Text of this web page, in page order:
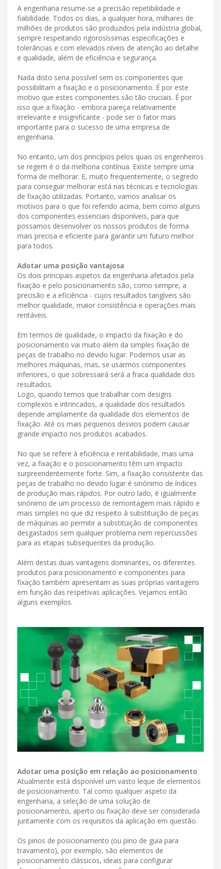
A engenharia resume-se a precisão repetibilidade e
fiabilidade. Todos os dias, a qualquer hora, milhares de
milhões de produtos são produzidos pela indústria global,
sempre respeitando rigorosíssimas especificações e
tolerâncias e com elevados níveis de atenção ao detalhe
e qualidade, além de eficiência e segurança.
Nada disto seria possível sem os componentes que
possibilitam a fixação e o posicionamento. É por este
motivo que estes componentes são tão cruciais. É por
isso que a fixação - embora pareça relativamente
irrelevante e insignificante - pode ser o fator mais
importante para o sucesso de uma empresa de
engenharia.
No entanto, um dos princípios pelos quais os engenheiros
se regem é o da melhoria contínua. Existe sempre uma
forma de melhorar. E, muito frequentemente, o segredo
para conseguir melhorar está nas técnicas e tecnologias
de fixação utilizadas. Portanto, vamos analisar os
motivos para o que foi referido acima, bem como alguns
dos componentes essenciais disponíveis, para que
possamos desenvolver os nossos produtos de forma
mais precisa e eficiente para garantir um futuro melhor
para todos.
Adotar uma posição vantajosa
Os dois principais aspetos da engenharia afetados pela
fixação e pelo posicionamento são, como sempre, a
precisão e a eficiência - cujos resultados tangíveis são
melhor qualidade, maior consistência e operações mais
rentáveis.
Em termos de qualidade, o impacto da fixação e do
posicionamento vai muito além da simples fixação de
peças de trabalho no devido lugar. Podemos usar as
melhores máquinas, mas, se usarmos componentes
inferiores, o que sobressairá será a fraca qualidade dos
resultados.
Logo, quando temos que trabalhar com designs
complexos e intrincados, a qualidade dos resultados
depende amplamente da qualidade dos elementos de
fixação. Até os mais pequenos desvios podem causar
grande impacto nos produtos acabados.
No que se refere à eficiência e rentabilidade, mais uma
vez, a fixação e o posicionamento têm um impacto
surpreendentemente forte. Sim, a fixação consistente das
peças de trabalho no devido lugar é sinónimo de índices
de produção mais rápidos. Por outro lado, é igualmente
sinónimo de um processo de remontagem mais rápido e
mais simples no que diz respeito à substituição de peças
de máquinas ao permitir a substituição de componentes
desgastados sem qualquer problema nem repercussões
para as etapas subsequentes da produção.
Além destas duas vantagens dominantes, os diferentes
produtos para posicionamento e componentes para
fixação também apresentam as suas próprias vantagens
em função das respetivas aplicações. Vejamos então
alguns exemplos.
Adotar uma posição em relação ao posicionamento
Atualmente está disponível um vasto leque de elementos
de posicionamento. Tal como qualquer aspeto da
engenharia, a seleção de uma solução de
posicionamento, aperto ou fixação deve ser considerada
juntamente com os requisitos da aplicação em questão.
Os pinos de posicionamento (ou pino de guia para
travamento), por exemplo, são elementos de
posicionamento clássicos, ideais para configurar